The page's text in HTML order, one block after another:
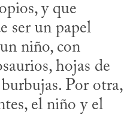
y que
ser un papel
niño, con
hojas de
Por otra,
el niño y el